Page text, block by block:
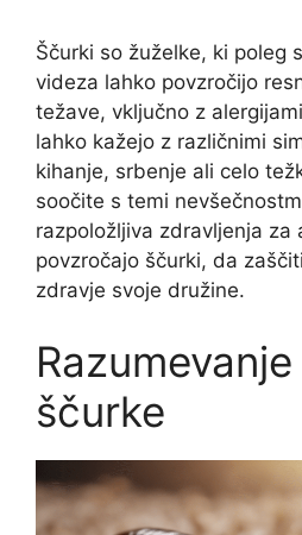
Ščurki so žuželke, ki poleg
videza lahko povzročijo
težave, vključno z
lahko kažejo z različnimi
kihanje, srbenje ali celo
soočite s temi
razpoložljiva zdravljenja za
povzročajo ščurki, da
zdravje svoje družine.
ščurke